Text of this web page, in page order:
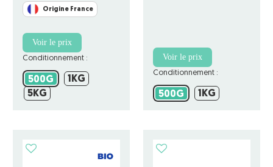
Origine France
Voir le prix
Conditionnement :
500G 500G
1KG
5KG
Voir le prix
Conditionnement :
500G 500G
1KG